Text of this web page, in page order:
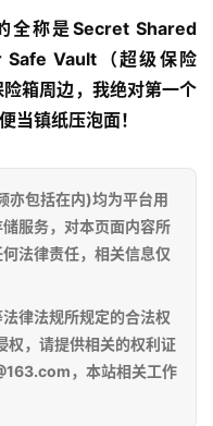
全称是Secret Shared
Vault（超级保险
箱周边，我绝对第一个
镇纸压泡面！
亦包括在内)均为平台用
服务，对本页面内容所
法律责任，相关信息仅
律法规所规定的合法权
权，请提供相关的权利证
，本站相关工作